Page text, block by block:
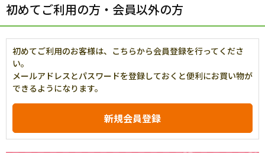
初めてご利用の方・会員以外の方
初めてご利用のお客様は、こちらから会員登録を行ってくださ
い。
メールアドレスとパスワードを登録しておくと便利にお買い物が
できるようになります。